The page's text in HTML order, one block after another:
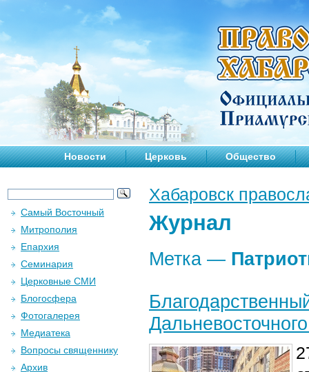
Новости Церковь Общество
Хабаровск
Журнал
Метка —
Самый Восточный
Митрополия
Епархия
Семинария
Церковные СМИ
Блогосфера
Фотогалерея
Медиатека
Вопросы священнику
Архив